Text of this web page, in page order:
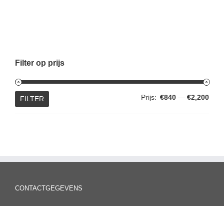
Filter op prijs
Min.
Max.
FILTER Prijs: €840 — €2,200
CONTACTGEGEVENS